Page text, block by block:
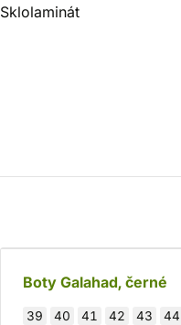
Sklolaminát
Boty Galahad, černé
39 40 41 42 43 44